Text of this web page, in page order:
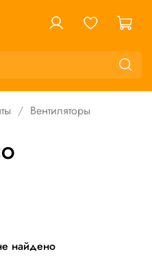
Вентиляторы
найдено